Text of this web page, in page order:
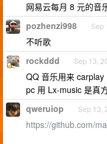
网易云每月 8 元的音
pozhenzi998 Sep
不听歌
rockddd Sep 13,
QQ 音乐用来 carplay
pc 用 Lx-music 是真
qweruiop Sep 13,
https://github.com/